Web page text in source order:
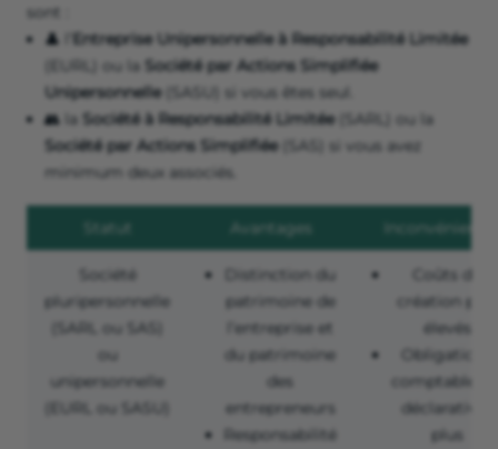
sont :
👤 l’
Entreprise Unipersonnelle à Responsabilité Limitée
(EURL) ou la Société par Actions Simplifiée
Unipersonnelle(SASU) si vous êtes seul.
👥 la Société à Responsabilité Limitée(SARL) ou la
Société par Actions Simplifiée(SAS) si vous avez
minimum deux associés.
Statut Avantages Inconvénients
Société
pluripersonnelle
(SARL ou SAS)
ou
unipersonnelle
(EURL ou SASU)
Distinction du
patrimoine de
l’entreprise et
du patrimoine
des
entrepreneurs
Responsabilité
Coûts de
création plus
élevés
Obligations
comptables
déclaratives
plus